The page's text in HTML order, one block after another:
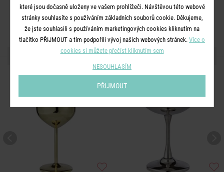
DALŠÍ PRODUKTY ZE SÉRIE
které jsou dočasně uloženy ve vašem prohlížeči. Návštěvou této webové
stránky souhlasíte s používáním základních souborů cookie. Děkujeme,
že jste souhlasili s používáním marketingových cookies kliknutím na
tlačítko PŘIJMOUT a tím podpořili vývoj našich webových stránek. Více o
cookies si můžete přečíst kliknutím sem
NESOUHLASÍM
PŘIJMOUT